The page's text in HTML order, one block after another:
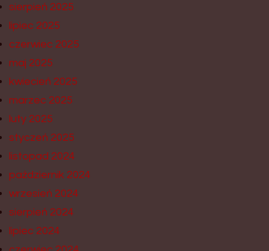
sierpień 2025
lipiec 2025
czerwiec 2025
maj 2025
kwiecień 2025
marzec 2025
luty 2025
styczeń 2025
listopad 2024
październik 2024
wrzesień 2024
sierpień 2024
lipiec 2024